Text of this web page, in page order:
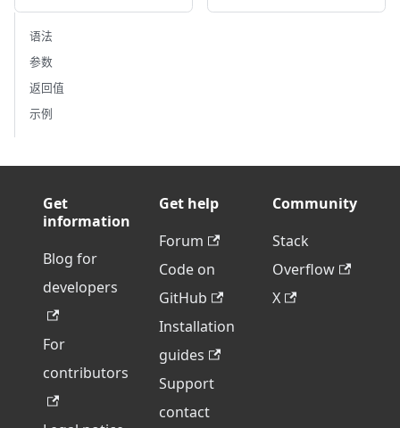
语法
参数
返回值
示例
Get
information
Blog for
developers
For
contributors
Get help
Forum
Code on
GitHub
Installation
guides
Support
contact
Community
Stack
Overflow
X